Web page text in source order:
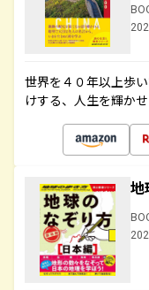
世界を４０年以上歩
けする、人生を輝か